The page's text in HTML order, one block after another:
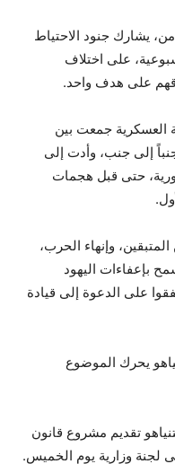
يشارك جنود الاحتياط
على اختلاف
على هدف واحد.
العسكرية جمعت بين
إلى جنب، وأدت إلى
حتى قبل هجمات
وإنهاء الحرب،
بإعفاءات اليهود
على الدعوة إلى قيادة
يحرك الموضوع
تقديم مشروع قانون
لجنة وزارية يوم الخميس.